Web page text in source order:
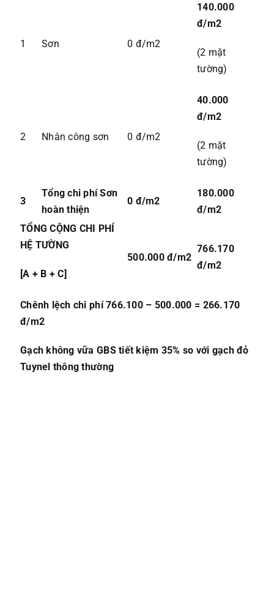
1 Sơn 0 đ/m2
140.000
đ/m2
(2 mặt
tường)
2 Nhân công sơn 0 đ/m2
40.000
đ/m2
(2 mặt
tường)
3
Tổng chi phí Sơn
hoàn thiện
0 đ/m2
180.000
đ/m2
TỔNG CỘNG CHI PHÍ
HỆ TƯỜNG
[A + B + C]
500.000 đ/m2
766.170
đ/m2
Chênh lệch chi phí 766.100 – 500.000 = 266.170
đ/m2
Gạch không vữa GBStiết kiệm 35% so với gạch đỏ
Tuynel thông thường